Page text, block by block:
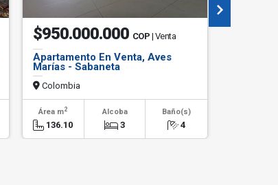
$950.000.000 COP | Venta
Apartamento En Venta, Aves
Marías - Sabaneta
Colombia
Área m2
136.10
Alcoba
3
Baño(s)
4